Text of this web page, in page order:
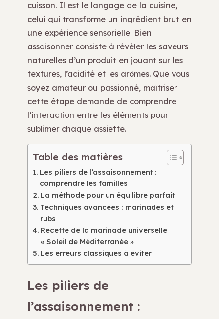
cuisson. Il est le langage de la cuisine,
celui qui transforme un ingrédient brut en
une expérience sensorielle. Bien
assaisonner consiste à révéler les saveurs
naturelles d’un produit en jouant sur les
textures, l’acidité et les arômes. Que vous
soyez amateur ou passionné, maîtriser
cette étape demande de comprendre
l’interaction entre les éléments pour
sublimer chaque assiette.
Table des matières
Les piliers de l’assaisonnement :
comprendre les familles
La méthode pour un équilibre parfait
Techniques avancées : marinades et
rubs
Recette de la marinade universelle
« Soleil de Méditerranée »
Les erreurs classiques à éviter
Les piliers de
l’assaisonnement :